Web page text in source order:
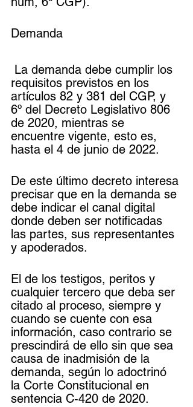
Demanda
requisitos previstos en los
artículos 82 y 381 del CGP, y
6º del Decreto Legislativo 806
de 2020, mientras se
encuentre vigente, esto es,
hasta el 4 de junio de 2022.
De este último decreto interesa
precisar que en la demanda se
debe indicar el canal digital
donde deben ser notificadas
las partes, sus representantes
y apoderados.
El de los testigos, peritos y
cualquier tercero que deba ser
citado al proceso, siempre y
cuando se cuente con esa
información, caso contrario se
prescindirá de ello sin que sea
causa de inadmisión de la
demanda, según lo adoctrinó
la Corte Constitucional en
sentencia C-420 de 2020.